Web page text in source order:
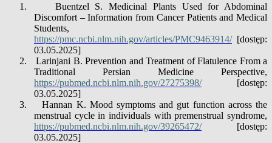
1.
Buentzel S. Medicinal Plants Used for Abdominal
Discomfort – Information from Cancer Patients and Medical
Students,
https://pmc.ncbi.nlm.nih.gov/articles/PMC9463914/[dostęp:
03.05.2025]
2.
Larinjani B. Prevention and Treatment of Flatulence From a
Traditional Persian Medicine Perspective,
https://pubmed.ncbi.nlm.nih.gov/27275398/[dostęp:
03.05.2025]
3.
Hannan K. Mood symptoms and gut function across the
menstrual cycle in individuals with premenstrual syndrome,
https://pubmed.ncbi.nlm.nih.gov/39265472/[dostęp:
03.05.2025]